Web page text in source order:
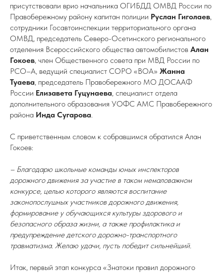
присутствовали врио начальника ОГИБДД ОМВД России по
Правобережному району капитан полиции Руслан Гиголаев,
сотрудники Госавтоинспекции территориального органа
ОМВД, председатель Северо-Осетинского регионального
отделения Всероссийского общества автомобилистов Алан
Гокоев, член Общественного совета при МВД России по
РСО–А, ведущий специалист СОРО «ВОА» Жанна
Туаева, председатель Правобережного МО ДОСААФ
России Елизавета Гуцунаева, специалист отдела
дополнительного образования УОФС АМС Правобережного
района Инда Сугарова.
С приветственным словом к собравшимся обратился Алан
Гокоев:
– Благодарю школьные команды юных инспекторов
дорожного движения за участие в таком немаловажном
конкурсе, целью которого являются воспитание
законопослушных участников дорожного движения,
формирование у обучающихся культуры здорового и
безопасного образа жизни, а также профилактика и
предупреждение детского дорожно-транспортного
травматизма. Желаю удачи, пусть победит сильнейший.
Итак, первый этап конкурса «Знатоки правил дорожного